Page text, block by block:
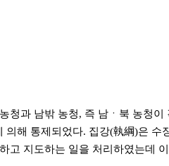
청과 남밖 농청, 즉 남ㆍ북 농청
의해 통제되었다. 집강(執綱)은
고 지도하는 일을 처리하였는데